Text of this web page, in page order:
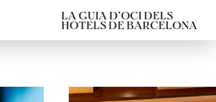
LA GUIA D’OCI DELS
HOTELS DE BARCELONA